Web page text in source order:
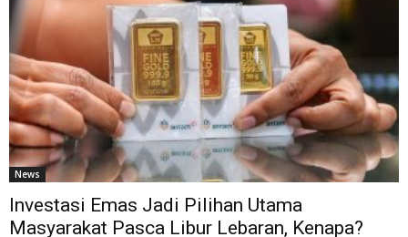
News
Investasi Emas Jadi Pilihan Utama
Masyarakat Pasca Libur Lebaran, Kenapa?